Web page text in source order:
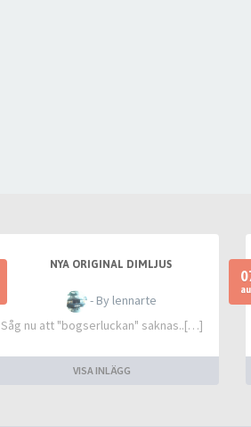
NYA ORIGINAL DIMLJUS
- By lennarte
Såg nu att "bogserluckan" saknas..[…]
VISA INLÄGG